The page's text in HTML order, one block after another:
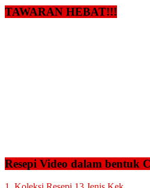
TAWARAN HEBAT!!!
Resepi Video dalam bentuk